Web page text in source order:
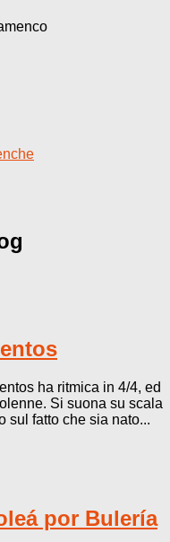
ha ritmica in 4/4, ed
Si suona su scala
sul fatto che sia nato...
por Bulería